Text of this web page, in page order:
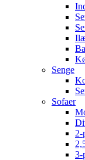
Senge
Sofaer
2-
3-